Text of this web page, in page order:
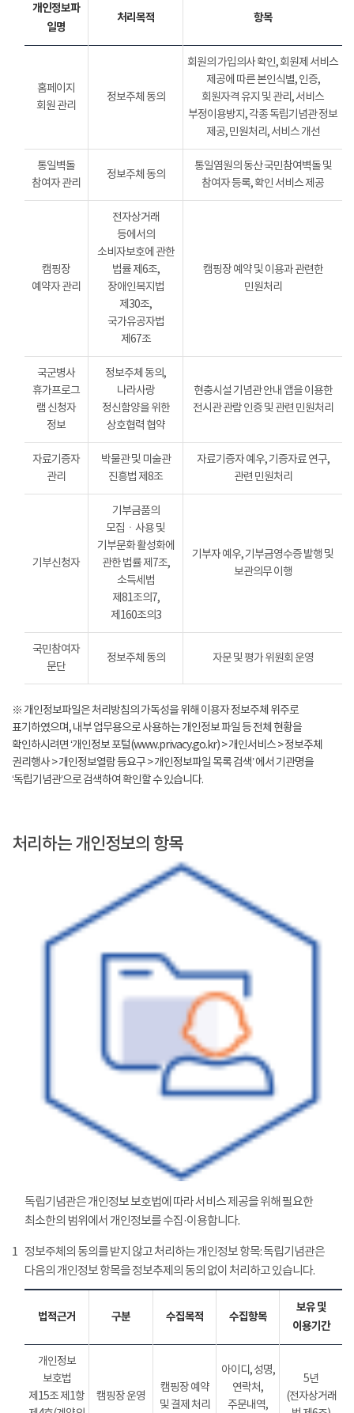
개인정보파
일명
처리목적 항목
홈페이지
회원 관리
정보주체 동의
회원의 가입의사 확인, 회원제 서비스
제공에 따른 본인식별, 인증,
회원자격 유지 및 관리, 서비스
부정이용방지, 각종 독립기념관 정보
제공, 민원처리, 서비스 개선
통일벽돌
참여자 관리
정보주체 동의
통일염원의 동산 국민참여벽돌 및
참여자 등록, 확인 서비스 제공
캠핑장
예약자 관리
전자상거래
등에서의
소비자보호에 관한
법률 제6조,
장애인복지법
제30조,
국가유공자법
제67조
캠핑장 예약 및 이용과 관련한
민원처리
국군병사
휴가프로그
램 신청자
정보
정보주체 동의,
나라사랑
정신함양을 위한
상호협력 협약
현충시설 기념관 안내 앱을 이용한
전시관 관람 인증 및 관련 민원처리
자료기증자
관리
박물관 및 미술관
진흥법 제8조
자료기증자 예우, 기증자료 연구,
관련 민원처리
기부신청자
기부금품의
모집ㆍ사용 및
기부문화 활성화에
관한 법률 제7조,
소득세법
제81조의7,
제160조의3
기부자 예우, 기부금영수증 발행 및
보관의무 이행
국민참여자
문단
정보주체 동의 자문 및 평가 위원회 운영
※ 개인정보파일은 처리방침의 가독성을 위해 이용자 정보주체 위주로
표기하였으며, 내부 업무용으로 사용하는 개인정보 파일 등 전체 현황을
확인하시려면 ‘개인정보 포털(www.privacy.go.kr) > 개인서비스 > 정보주체
권리행사 > 개인정보열람 등요구 > 개인정보파일 목록 검색’ 에서 기관명을
‘독립기념관’으로 검색하여 확인할 수 있습니다.
처리하는 개인정보의 항목
독립기념관은 개인정보 보호법에 따라 서비스 제공을 위해 필요한
최소한의 범위에서 개인정보를 수집·이용합니다.
1 정보주체의 동의를 받지 않고 처리하는 개인정보 항목: 독립기념관은
다음의 개인정보 항목을 정보추제의 동의 없이 처리하고 있습니다.
법적근거 구분 수집목적 수집항목
보유 및
이용기간
개인정보
보호법
제15조 제1항
캠핑장 운영
캠핑장 예약
및 결제 처리
아이디, 성명,
연락처,
주문내역,
5년
(전자상거래